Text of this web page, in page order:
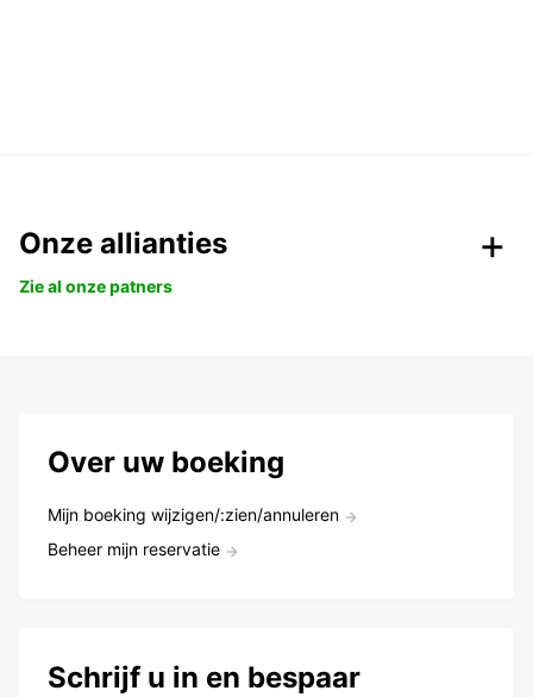
Onze allianties
Zie al onze patners
Over uw boeking
Mijn boeking wijzigen/:zien/annuleren
Beheer mijn reservatie
Schrijf u in en bespaar